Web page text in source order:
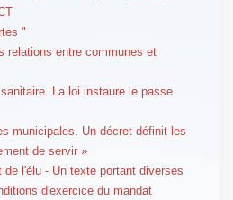
"
relations entre communes et
La loi instaure le passe
municipales. Un décret définit les
de servir »
l'élu - Un texte portant diverses
d'exercice du mandat